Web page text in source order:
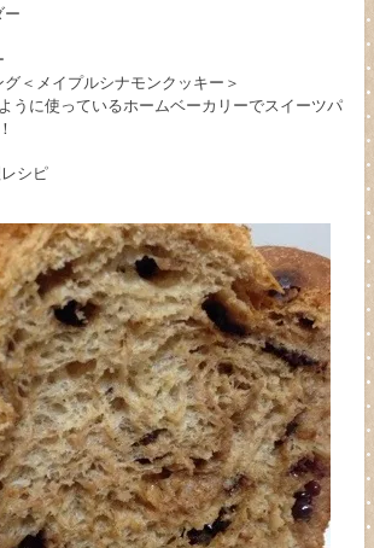
ー
＜メイプルシナモンクッキー＞
うに使っているホームベーカリーでスイーツパ